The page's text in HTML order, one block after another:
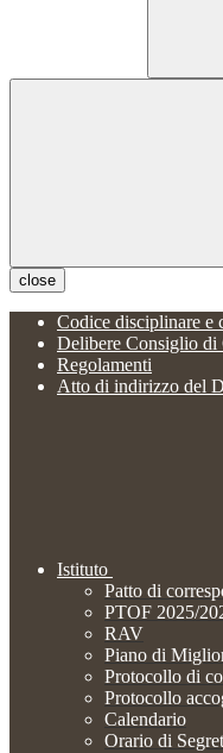
close
Codice disciplinare e
Delibere Consiglio di
Regolamenti
Atto di indirizzo del
Istituto
Patto di
PTOF 2025/
RAV
Piano di
Protocollo di
Protocollo
Calendario
Orario di